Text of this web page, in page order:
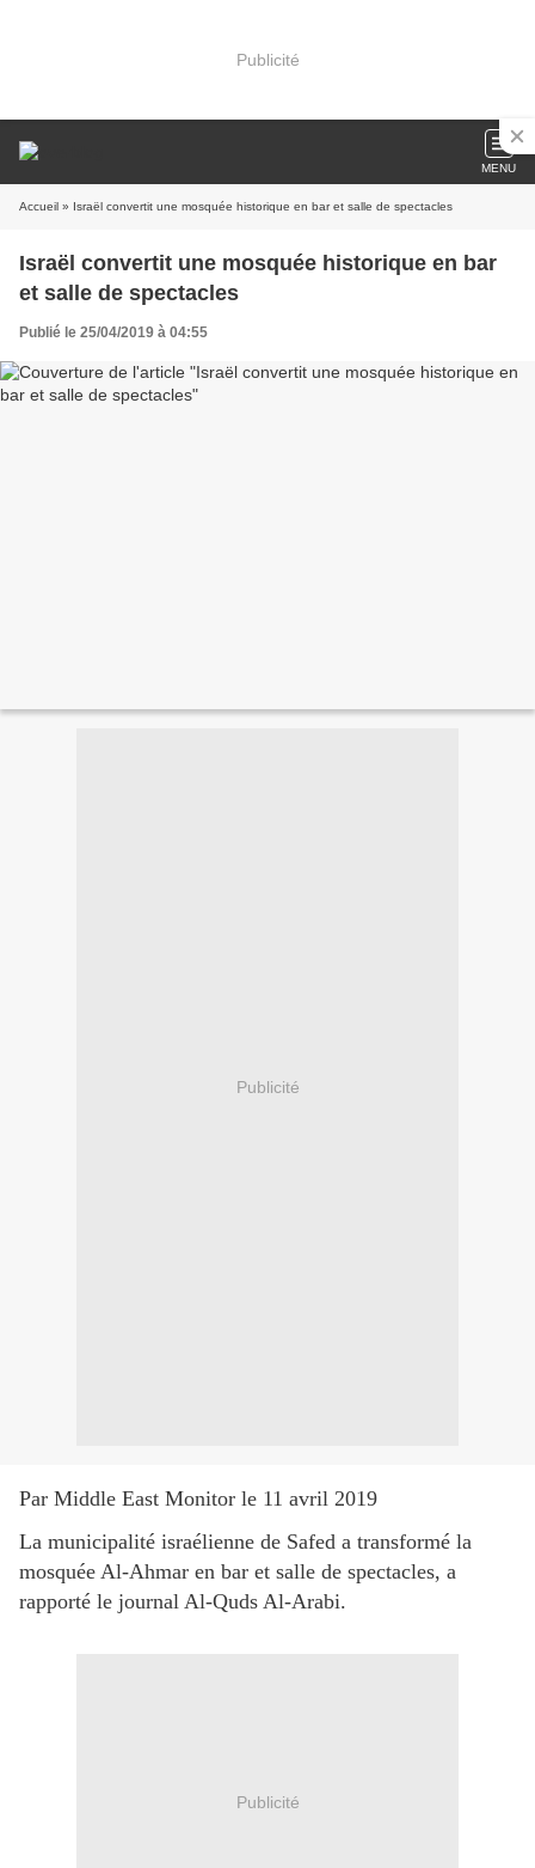
Publicité
MENU
Accueil » Israël convertit une mosquée historique en bar et salle de spectacles
Israël convertit une mosquée historique en bar
et salle de spectacles
Publié le 25/04/2019 à 04:55
Publicité
Par Middle East Monitor le 11 avril 2019
La municipalité israélienne de Safed a transformé la
mosquée Al-Ahmar en bar et salle de spectacles, a
rapporté le journal Al-Quds Al-Arabi.
Publicité